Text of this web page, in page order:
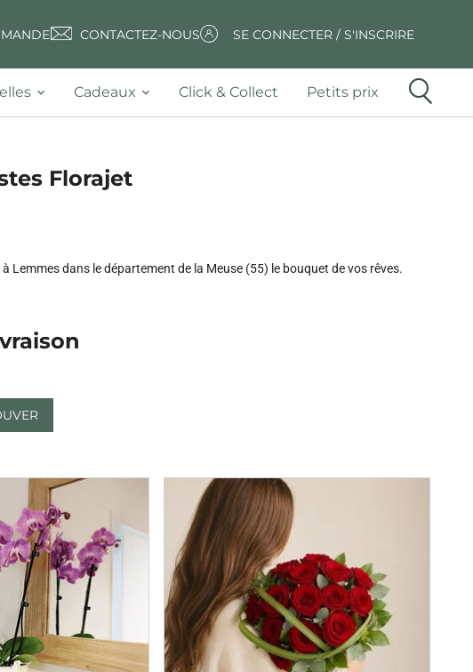
CONTACTEZ-NOUS SE CONNECTER / S'INSCRIRE
Cadeaux Click & Collect Petits prix
Florajet
dans le département de la Meuse (55) le bouquet de vos rêves.